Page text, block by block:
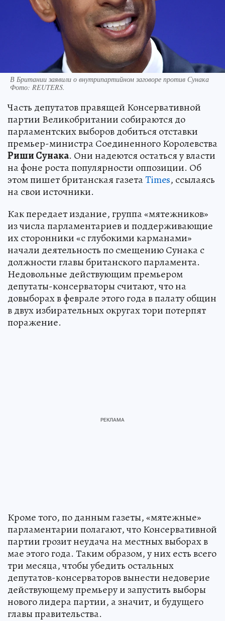
В Британии заявили о внутрипартийном заговоре против Сунака
Фото: REUTERS.
Часть депутатов правящей Консервативной
партии Великобритании собираются до
парламентских выборов добиться отставки
премьер-министра Соединенного Королевства
Риши Сунака. Они надеются остаться у власти
на фоне роста популярности оппозиции. Об
этом пишет британская газетаTimes, ссылаясь
на свои источники.
Как передает издание, группа «мятежников»
из числа парламентариев и поддерживающие
их сторонники «с глубокими карманами»
начали деятельность по смещению Сунака с
должности главы британского парламента.
Недовольные действующим премьером
депутаты-консерваторы считают, что на
довыборах в феврале этого года в палату общин
в двух избирательных округах тори потерпят
поражение.
Кроме того, по данным газеты, «мятежные»
парламентарии полагают, что Консервативной
партии грозит неудача на местных выборах в
мае этого года. Таким образом, у них есть всего
три месяца, чтобы убедить остальных
депутатов-консерваторов вынести недоверие
действующему премьеру и запустить выборы
нового лидера партии, а значит, и будущего
главы правительства.